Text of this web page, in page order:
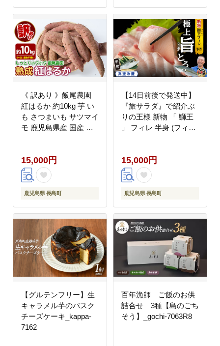
《 訳あり 》飯尾農園
紅はるか 約10kg 芋 い
も さつまいも サツマイ
モ 鹿児島県産 国産 長
7232
15,000円
鹿児島県 長島町
【14日前後で発送中】
『旅サラダ』で紹介ぶ
りの王様 新物 「 鰤王
」 フィレ 半身 (フィレ
品 ブランド ぶり 鰤 ブ
リ 切り身 真空 冷蔵 刺
身 ぶりしゃぶ しゃぶし
ゃぶ 魚 魚介 人気 ラン
7126R8
15,000円
鹿児島県 長島町
【グルテンフリー】生
キャラメル芋のバスク
チーズケーキ_kappa-
7162
百年漁師 ご飯のお供
詰合せ 3種【島のごち
そう】_gochi-7063R8